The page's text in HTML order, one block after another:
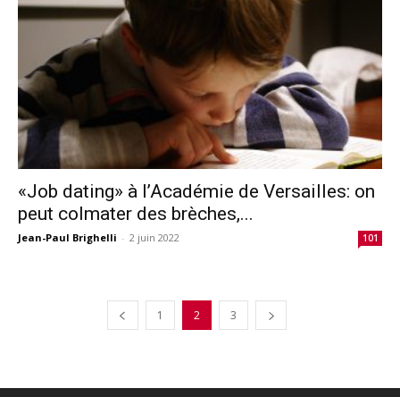
«Job dating» à l’Académie de Versailles: on
peut colmater des brèches,...
Jean-Paul Brighelli - 2 juin 2022 101
1 2 3